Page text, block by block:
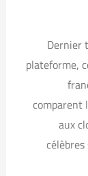
Dernier
plateforme,
aux